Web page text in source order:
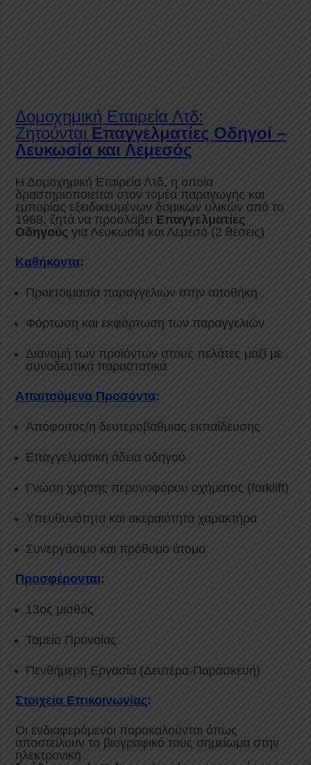
Δομοχημική Εταιρεία Λτδ:
Ζητούνται Επαγγελματίες Οδηγοί –
Λευκωσία και Λεμεσός
Η Δομοχημική Εταιρεία Λτδ, η οποία
δραστηριοποιείται στον τομέα παραγωγής και
εμπορίας εξειδικευμένων δομικών υλικών από το
1968, ζητά να προσλάβει Επαγγελματίες
Οδηγούς για Λευκωσία και Λεμεσό (2 θέσεις)
Καθήκοντα:
Προετοιμασία παραγγελιών στην αποθήκη
Φόρτωση και εκφόρτωση των παραγγελιών
Διανομή των προϊόντων στους πελάτες μαζί με
συνοδευτικά παραστατικά
Απαιτούμενα Προσόντα:
Απόφοιτος/η δευτεροβάθμιας εκπαίδευσης
Επαγγελματική άδεια οδηγού
Γνώση χρήσης περονοφόρου οχήματος (forklift)
Υπευθυνότητα και ακεραιότητα χαρακτήρα
Συνεργάσιμο και πρόθυμο άτομο
Προσφέρονται:
13ος μισθός
Ταμείο Προνοίας
Πενθήμερη Εργασία (Δευτέρα-Παρασκευή)
Στοιχεία Επικοινωνίας:
Οι ενδιαφερόμενοι παρακαλούνται όπως
αποστείλουν το βιογραφικό τους σημείωμα στην
ηλεκτρονική